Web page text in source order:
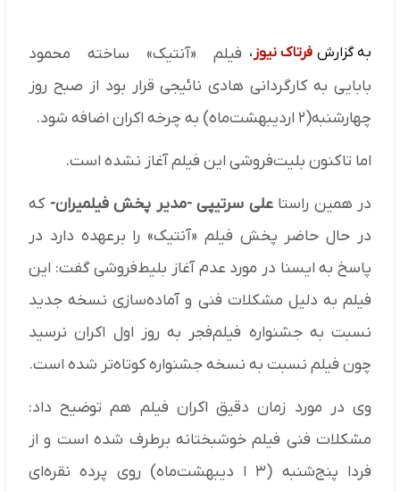
به گزارش فرتاک نیوز ، فیلم «آنتیک» ساخته محمود
بابایی به کارگردانی هادی نائیجی قرار بود از صبح روز
چهارشنبه(۲ اردیبهشت‌ماه) به چرخه اکران اضافه شود.
اما تاکنون بلیت‌فروشی این فیلم آغاز نشده است.
در همین راستاعلی سرتیپی -مدیر پخش فیلمیران- که
در حال حاضر پخش فیلم «آنتیک» را برعهده دارد در
پاسخ به ایسنا در مورد عدم آغاز بلیط‌فروشی گفت: این
فیلم به دلیل مشکلات فنی و آماده‌سازی نسخه جدید
نسبت به جشنواره فیلم‌فجر به روز اول اکران نرسید
چون فیلم نسبت به نسخه جشنواره کوتاه‌تر شده است.
وی در مورد زمان دقیق اکران فیلم هم توضیح داد:
مشکلات فنی فیلم خوشبختانه برطرف شده است و از
فردا پنج‌شنبه (۳ ا دیبهشت‌ماه) روی پرده نقره‌ای